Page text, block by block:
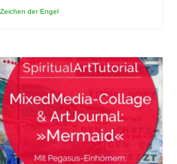
Zeichen der Engel